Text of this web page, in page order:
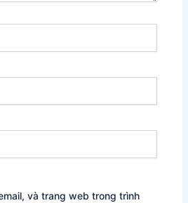
và trang web trong trình